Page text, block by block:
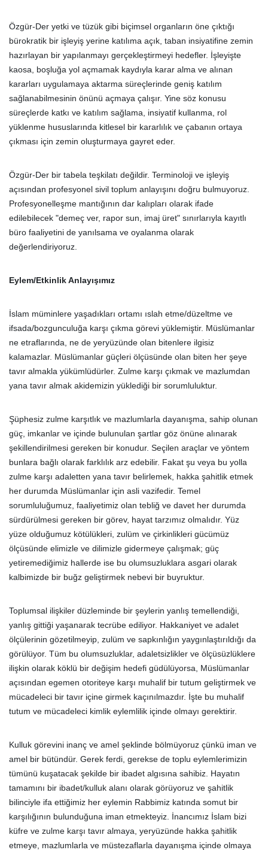
Özgür-Der yetki ve tüzük gibi biçimsel organların öne çıktığı
bürokratik bir işleyiş yerine katılıma açık, taban insiyatifine zemin
hazırlayan bir yapılanmayı gerçekleştirmeyi hedefler. İşleyişte
kaosa, boşluğa yol açmamak kaydıyla karar alma ve alınan
kararları uygulamaya aktarma süreçlerinde geniş katılım
sağlanabilmesinin önünü açmaya çalışır. Yine söz konusu
süreçlerde katkı ve katılım sağlama, insiyatif kullanma, rol
yüklenme hususlarında kitlesel bir kararlılık ve çabanın ortaya
çıkması için zemin oluşturmaya gayret eder.
Özgür-Der bir tabela teşkilatı değildir. Terminoloji ve işleyiş
açısından profesyonel sivil toplum anlayışını doğru bulmuyoruz.
Profesyonelleşme mantığının dar kalıpları olarak ifade
edilebilecek "demeç ver, rapor sun, imaj üret" sınırlarıyla kayıtlı
büro faaliyetini de yanılsama ve oyalanma olarak
değerlendiriyoruz.
Eylem/Etkinlik Anlayışımız
İslam müminlere yaşadıkları ortamı ıslah etme/düzeltme ve
ifsada/bozgunculuğa karşı çıkma görevi yüklemiştir. Müslümanlar
ne etraflarında, ne de yeryüzünde olan bitenlere ilgisiz
kalamazlar. Müslümanlar güçleri ölçüsünde olan biten her şeye
tavır almakla yükümlüdürler. Zulme karşı çıkmak ve mazlumdan
yana tavır almak akidemizin yüklediği bir sorumluluktur.
Şüphesiz zulme karşıtlık ve mazlumlarla dayanışma, sahip olunan
güç, imkanlar ve içinde bulunulan şartlar göz önüne alınarak
şekillendirilmesi gereken bir konudur. Seçilen araçlar ve yöntem
bunlara bağlı olarak farklılık arz edebilir. Fakat şu veya bu yolla
zulme karşı adaletten yana tavır belirlemek, hakka şahitlik etmek
her durumda Müslümanlar için asli vazifedir. Temel
sorumluluğumuz, faaliyetimiz olan tebliğ ve davet her durumda
sürdürülmesi gereken bir görev, hayat tarzımız olmalıdır. Yüz
yüze olduğumuz kötülükleri, zulüm ve çirkinlikleri gücümüz
ölçüsünde elimizle ve dilimizle gidermeye çalışmak; güç
yetiremediğimiz hallerde ise bu olumsuzluklara asgari olarak
kalbimizde bir buğz geliştirmek nebevi bir buyruktur.
Toplumsal ilişkiler düzleminde bir şeylerin yanlış temellendiği,
yanlış gittiği yaşanarak tecrübe ediliyor. Hakkaniyet ve adalet
ölçülerinin gözetilmeyip, zulüm ve sapkınlığın yaygınlaştırıldığı da
görülüyor. Tüm bu olumsuzluklar, adaletsizlikler ve ölçüsüzlüklere
ilişkin olarak köklü bir değişim hedefi güdülüyorsa, Müslümanlar
açısından egemen otoriteye karşı muhalif bir tutum geliştirmek ve
mücadeleci bir tavır içine girmek kaçınılmazdır. İşte bu muhalif
tutum ve mücadeleci kimlik eylemlilik içinde olmayı gerektirir.
Kulluk görevini inanç ve amel şeklinde bölmüyoruz çünkü iman ve
amel bir bütündür. Gerek ferdi, gerekse de toplu eylemlerimizin
tümünü kuşatacak şekilde bir ibadet algısına sahibiz. Hayatın
tamamını bir ibadet/kulluk alanı olarak görüyoruz ve şahitlik
bilinciyle ifa ettiğimiz her eylemin Rabbimiz katında somut bir
karşılığının bulunduğuna iman etmekteyiz. İnancımız İslam bizi
küfre ve zulme karşı tavır almaya, yeryüzünde hakka şahitlik
etmeye, mazlumlarla ve müstezaflarla dayanışma içinde olmaya